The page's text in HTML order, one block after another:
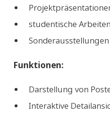
studentische Arbeiten
Sonderausstellungen
Funktionen:
Darstellung von
Interaktive